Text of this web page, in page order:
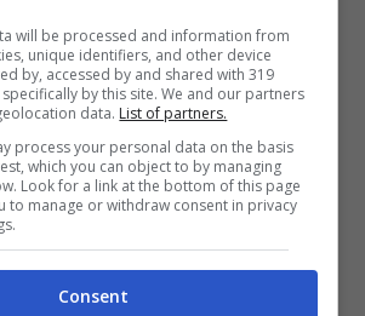
i vip: nel corso della sua
come clienti anche
mondo dello spettacolo come
la sua professione in studi
principali città italiane
will be processed and information from
unique identifiers, and other device
by, accessed by and shared with 319
by this site. We and our partners
data. List of partners.
process your personal data on the basis
which you can object to by managing
Look for a link at the bottom of this page
to manage or withdraw consent in privacy
Consent